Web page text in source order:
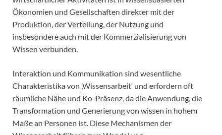
Ökonomien und Gesellschaften direkter mit der
Produktion, der Verteilung, der Nutzung und
insbesondere auch mit der Kommerzialisierung von
Wissen verbunden.
Interaktion und Kommunikation sind wesentliche
Charakteristika von ‚Wissensarbeit‘ und erfordern oft
räumliche Nähe und Ko-Präsenz, da die Anwendung, die
Transformation und Generierung von wissen in hohem
Maße an Personen ist. Diese Mechanismen der